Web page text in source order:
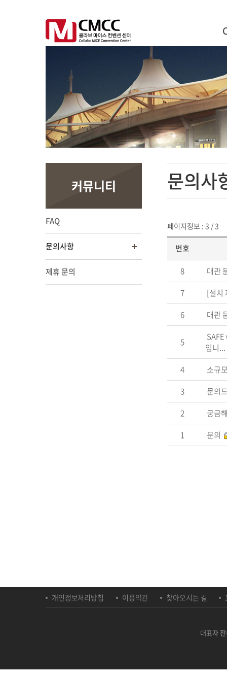
커뮤니티
FAQ
문의사항
제휴 문의
문의사
페이지정보 : 3 / 3
번호
8
대관
7
[설치
6
대관
5
입니...
4
소규
3
문의
2
궁금
1
문의
개인정보처리방침 이용약관 찾아오시는 길
대표자